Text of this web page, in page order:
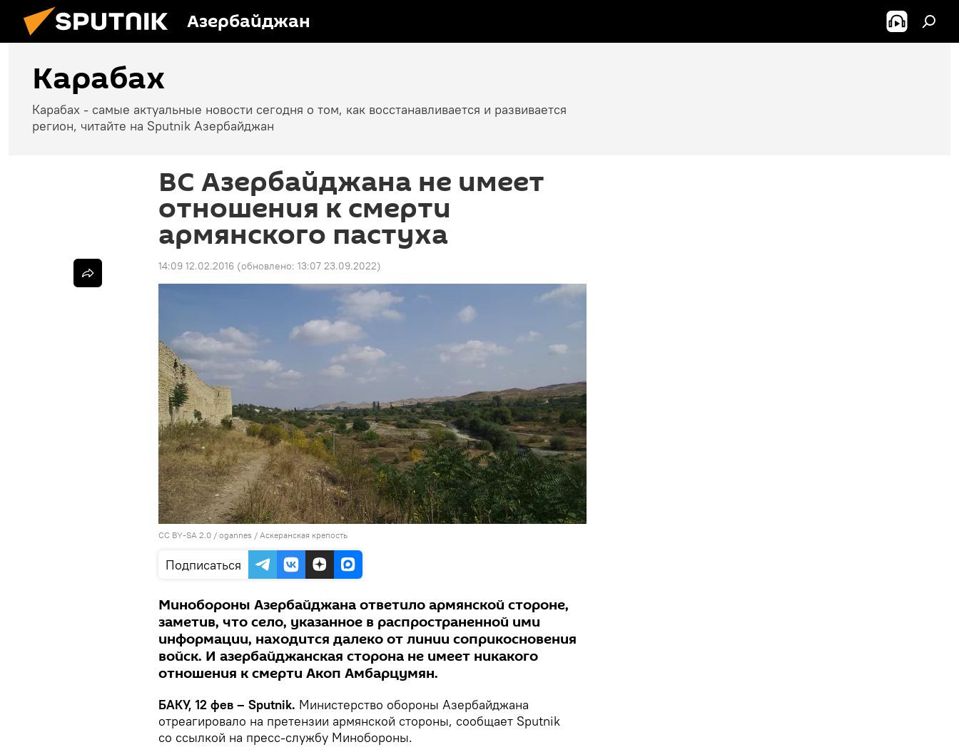
Азербайджан
Карабах
Карабах - самые актуальные новости сегодня о том, как восстанавливается и развивается
регион, читайте на Sputnik Азербайджан
ВС Азербайджана не имеет
отношения к смерти
армянского пастуха
14:09 12.02.2016 (обновлено: 13:07 23.09.2022)
CC BY-SA 2.0 / ogannes / Аскеранская крепость
Подписаться
Минобороны Азербайджана ответило армянской стороне,
заметив, что село, указанное в распространенной ими
информации, находится далеко от линии соприкосновения
войск. И азербайджанская сторона не имеет никакого
отношения к смерти Акоп Амбарцумян.
БАКУ, 12 фев – Sputnik. Министерство обороны Азербайджана
отреагировало на претензии армянской стороны, сообщает Sputnik
со ссылкой на пресс-службу Минобороны.